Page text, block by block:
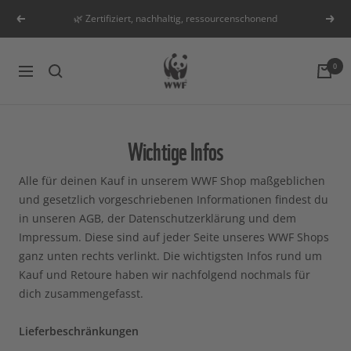
zumZurück 🌿 Zertifiziert, nachhaltig, ressourcenschonend
Navigation
WWF
DE
0
Wichtige Infos
Alle für deinen Kauf in unserem WWF Shop maßgeblichen
und gesetzlich vorgeschriebenen Informationen findest du
in unseren AGB, der Datenschutzerklärung und dem
Impressum. Diese sind auf jeder Seite unseres WWF Shops
ganz unten rechts verlinkt. Die wichtigsten Infos rund um
Kauf und Retoure haben wir nachfolgend nochmals für
dich zusammengefasst.
Lieferbeschränkungen